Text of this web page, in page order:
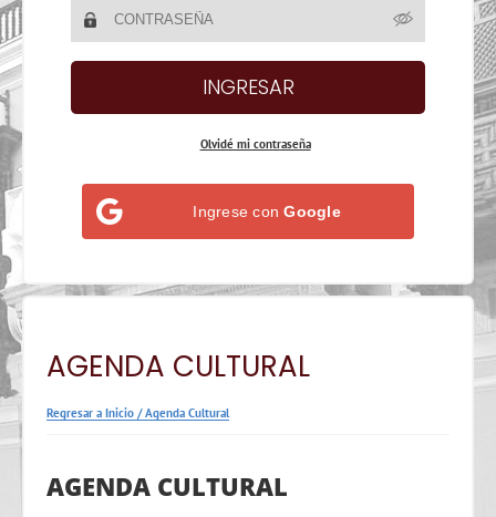
Olvidé mi contraseña
Ingrese conGoogle
AGENDA CULTURAL
Regresar a Inicio /Agenda Cultural
AGENDA CULTURAL